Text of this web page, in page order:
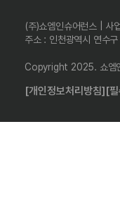
(주)쇼엠인슈어런스 |
주소 : 인천광역시 연수
Copyright 2025. 쇼엠
[개인정보처리방침][